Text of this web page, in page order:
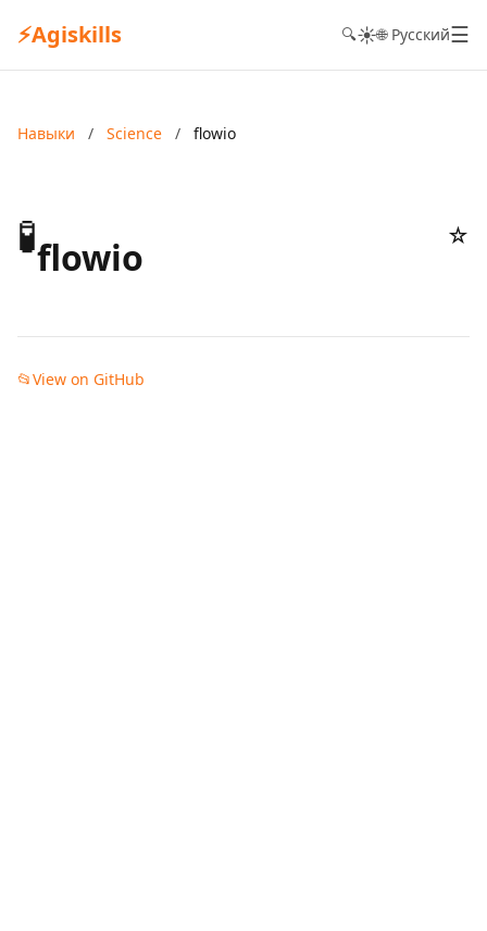
⚡Agiskills 🔍☀️🌐 Русский☰
Навыки / Science / flowio
🧪flowio ☆
📂View on GitHub